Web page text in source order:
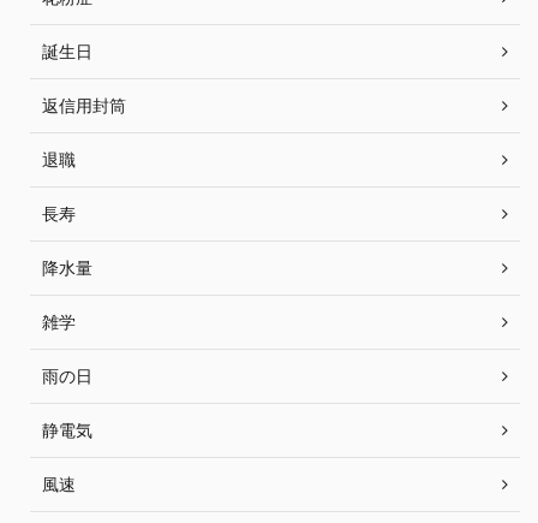
誕生日
返信用封筒
退職
長寿
降水量
雑学
雨の日
静電気
風速